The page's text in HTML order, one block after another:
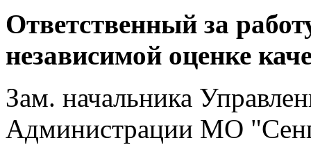
Ответственный за
независимой оценке
Зам. начальника
Администрации МО